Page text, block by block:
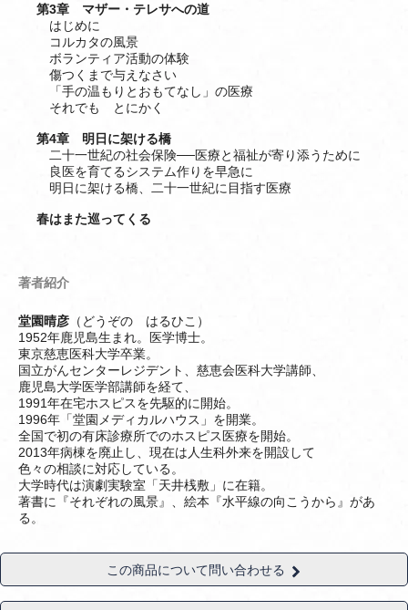
第3章 マザー・テレサへの道
はじめに
コルカタの風景
ボランティア活動の体験
傷つくまで与えなさい
「手の温もりとおもてなし」の医療
それでも とにかく
第4章 明日に架ける橋
二十一世紀の社会保険──医療と福祉が寄り添うために
良医を育てるシステム作りを早急に
明日に架ける橋、二十一世紀に目指す医療
春はまた巡ってくる
著者紹介
堂園晴彦 （どうぞの はるひこ）
1952年鹿児島生まれ。医学博士。
東京慈恵医科大学卒業。
国立がんセンターレジデント、慈恵会医科大学講師、
鹿児島大学医学部講師を経て、
1991年在宅ホスピスを先駆的に開始。
1996年「堂園メディカルハウス」を開業。
全国で初の有床診療所でのホスピス医療を開始。
2013年病棟を廃止し、現在は人生科外来を開設して
色々の相談に対応している。
大学時代は演劇実験室「天井桟敷」に在籍。
著書に『それぞれの風景』、絵本『水平線の向こうから』があ
る。
この商品について問い合わせる